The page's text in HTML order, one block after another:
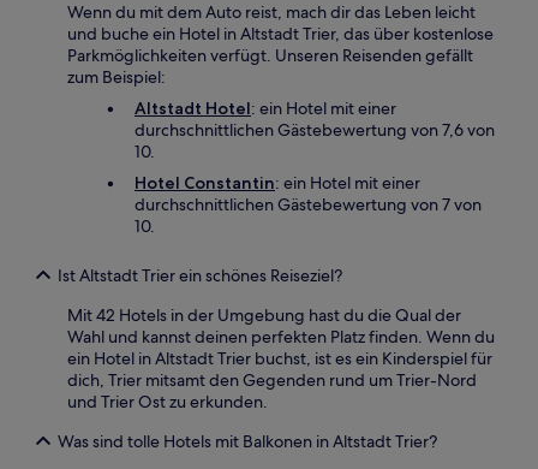
Wenn du mit dem Auto reist, mach dir das Leben leicht
und buche ein Hotel in Altstadt Trier, das über kostenlose
Parkmöglichkeiten verfügt. Unseren Reisenden gefällt
zum Beispiel:
Altstadt Hotel: ein Hotel mit einer
durchschnittlichen Gästebewertung von 7,6 von
10.
Hotel Constantin: ein Hotel mit einer
durchschnittlichen Gästebewertung von 7 von
10.
Ist Altstadt Trier ein schönes Reiseziel?
Mit 42 Hotels in der Umgebung hast du die Qual der
Wahl und kannst deinen perfekten Platz finden. Wenn du
ein Hotel in Altstadt Trier buchst, ist es ein Kinderspiel für
dich, Trier mitsamt den Gegenden rund um Trier-Nord
und Trier Ost zu erkunden.
Was sind tolle Hotels mit Balkonen in Altstadt Trier?